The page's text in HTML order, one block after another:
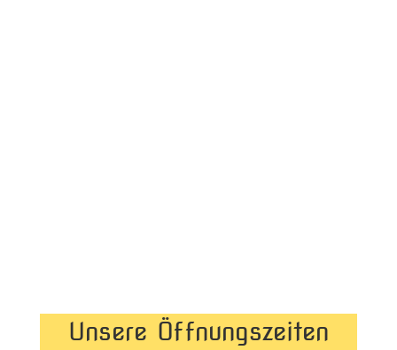
Unsere Öffnungszeiten